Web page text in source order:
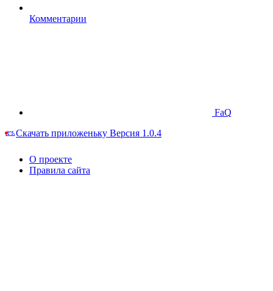
Комментарии
FaQ
Скачать приложеньку Версия 1.0.4
О проекте
Правила сайта